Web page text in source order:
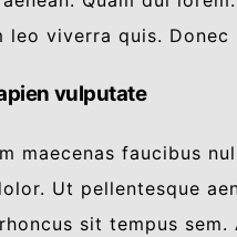
leo viverra quis. Donec
vulputate
maecenas faucibus
Ut pellentesque
sit tempus sem.